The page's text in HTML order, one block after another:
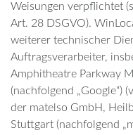
Weisungen verpflichtet
Art. 28 DSGVO).
weiterer technischer
Auftragsverarbeiter,
Amphitheatre Parkway
(nachfolgend „Google“)
der matelso GmbH,
Stuttgart (nachfolgend